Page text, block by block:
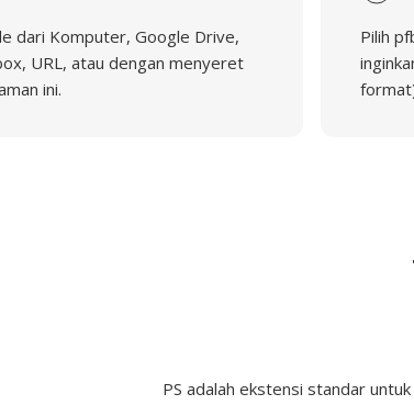
dari Komputer, Google Drive,
URL, atau dengan menyeret
ini.
Pilih
PS adalah ekstensi standar